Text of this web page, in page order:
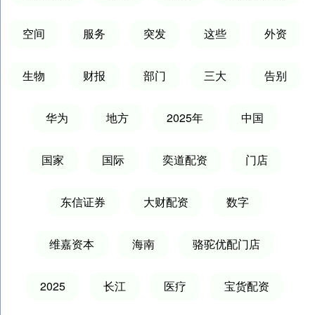
空间 服务 突发 这些 外资
生物 财报 部门 三大 告别
华为 地方 2025年 中国
国家 国际 奕道配资 门店
东信证券 大财配资 数字
维嘉资本 海南 骆驼优配门店
2025 长江 医疗 宝货配资